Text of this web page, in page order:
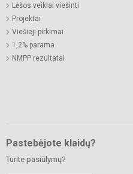
Lėšos veiklai viešinti
Projektai
Viešieji pirkimai
1,2% parama
NMPP rezultatai
Pastebėjote klaidų?
Turite pasiūlymų?